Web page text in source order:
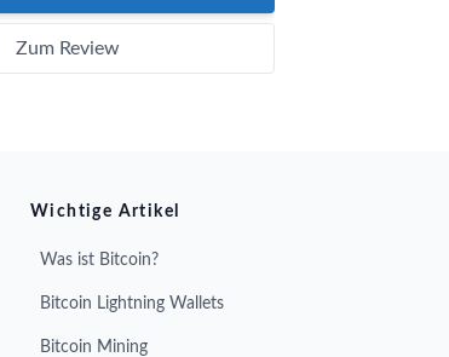
Zum Review
Wichtige Artikel
Was ist Bitcoin?
Bitcoin Lightning Wallets
Bitcoin Mining